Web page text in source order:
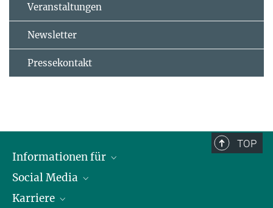
Veranstaltungen
Newsletter
Pressekontakt
TOP
Informationen für
Journalisten
Schule
Social Media
LinkedIn
Karriere